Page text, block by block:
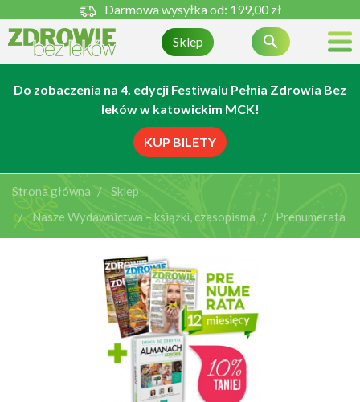
Darmowa wysyłka od: 199,00 zł
Sklep 
Do zobaczenia na 4. edycji Festiwalu Pełnia Zdrowia Bez
leków w katowickim MCK!
KUP BILETY
Strona główna
Sklep
Nasze Wydawnictwa – książki, czasopisma
Prenumerata